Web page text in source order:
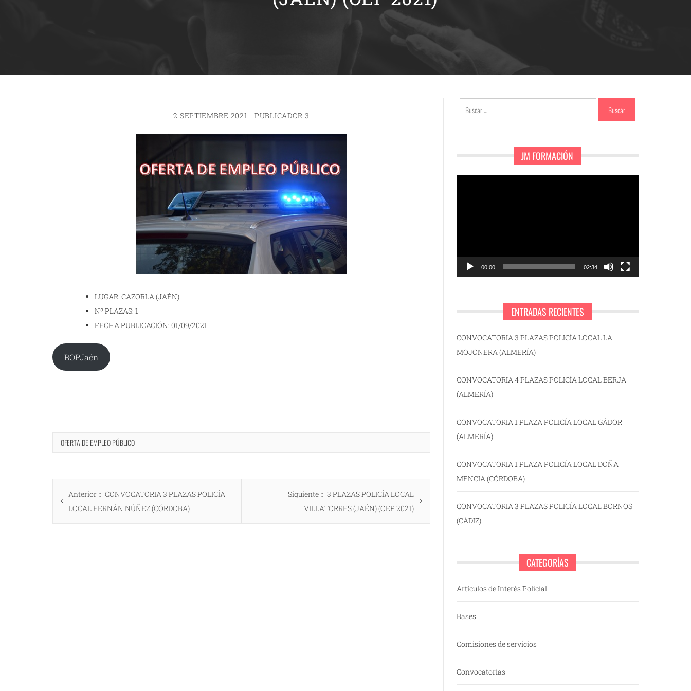
2 SEPTIEMBRE 2021 PUBLICADOR 3
LUGAR: CAZORLA (JAÉN)
Nº PLAZAS: 1
FECHA PUBLICACIÓN: 01/09/2021
BOPJaén
OFERTA DE EMPLEO PÚBLICO
Navegación
de Anterior
Entrada
anterior:
CONVOCATORIA 3 PLAZAS POLICÍA
LOCAL FERNÁN NÚÑEZ (CÓRDOBA)
Siguiente
Entrada
siguiente:
3 PLAZAS POLICÍA LOCAL
VILLATORRES (JAÉN) (OEP 2021)
Buscar:
JM FORMACIÓN
00:00 02:34
ENTRADAS RECIENTES
CONVOCATORIA 3 PLAZAS POLICÍA LOCAL LA
MOJONERA (ALMERÍA)
CONVOCATORIA 4 PLAZAS POLICÍA LOCAL BERJA
(ALMERÍA)
CONVOCATORIA 1 PLAZA POLICÍA LOCAL GÁDOR
(ALMERÍA)
CONVOCATORIA 1 PLAZA POLICÍA LOCAL DOÑA
MENCIA (CÓRDOBA)
CONVOCATORIA 3 PLAZAS POLICÍA LOCAL BORNOS
(CÁDIZ)
CATEGORÍAS
Artículos de Interés Policial
Bases
Comisiones de servicios
Convocatorias